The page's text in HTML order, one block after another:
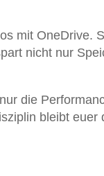
mit OneDrive.
nicht nur
die
bleibt